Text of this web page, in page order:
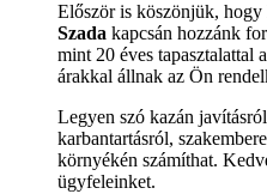
Először is köszönjük, hogy
Szada kapcsán hozzánk
mint 20 éves tapasztalattal
árakkal állnak az Ön
Legyen szó kazán
karbantartásról,
környékén számíthat.
ügyfeleinket.